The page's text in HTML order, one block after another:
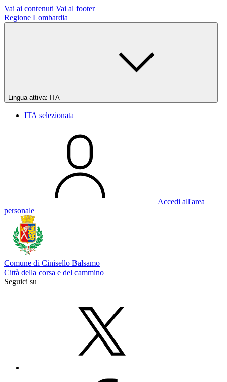
Vai ai contenuti Vai al footer
Regione Lombardia
Lingua attiva: ITA
ITA selezionata
Accedi all'area
personale
Comune di Cinisello Balsamo
Città della corsa e del cammino
Seguici su